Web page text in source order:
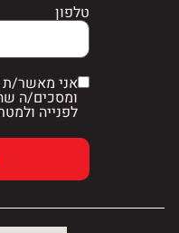
טלפון
אני מאשר/
ומסכים/ה
לפנייה